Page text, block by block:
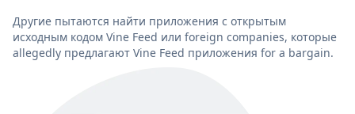
Другие пытаются найти приложения с открытым
исходным кодом Vine Feed или foreign companies, которые
allegedly предлагают Vine Feed приложения for a bargain.